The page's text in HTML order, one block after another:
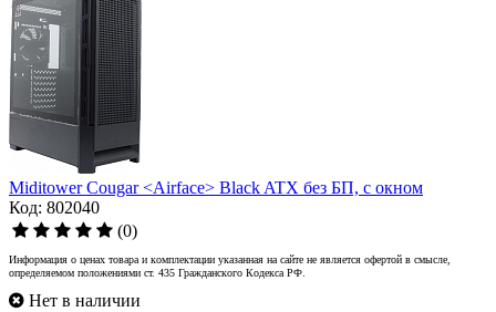
Miditower Cougar <Airface> Black ATX без БП, с окном
Код: 802040
(0)
Информация о ценах товара и комплектации указанная на сайте не является офертой в смысле,
определяемом положениями ст. 435 Гражданского Кодекса РФ.
Нет в наличии